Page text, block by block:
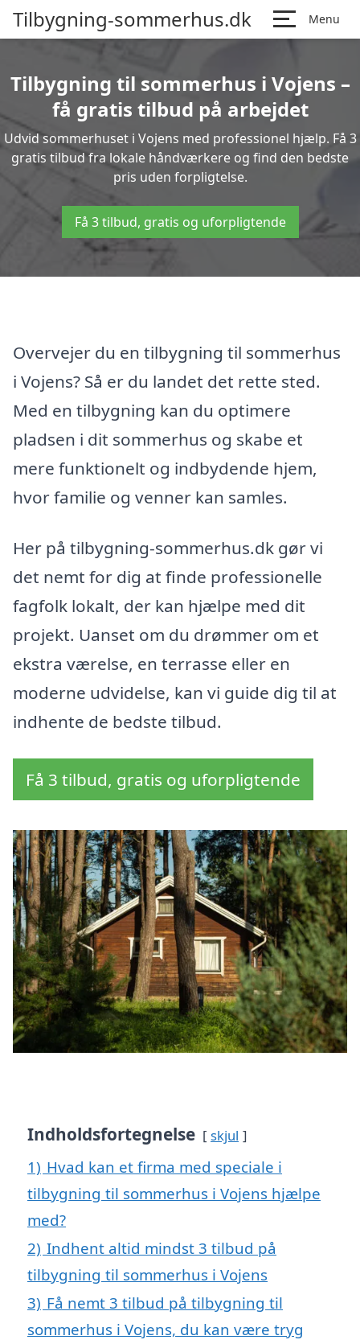
Tilbygning-sommerhus.dk Menu
Tilbygning til sommerhus i Vojens –
få gratis tilbud på arbejdet
Udvid sommerhuset i Vojens med professionel hjælp. Få 3
gratis tilbud fra lokale håndværkere og find den bedste
pris uden forpligtelse.
Få 3 tilbud, gratis og uforpligtende
Overvejer du en tilbygning til sommerhus
i Vojens? Så er du landet det rette sted.
Med en tilbygning kan du optimere
pladsen i dit sommerhus og skabe et
mere funktionelt og indbydende hjem,
hvor familie og venner kan samles.
Her på tilbygning-sommerhus.dk gør vi
det nemt for dig at finde professionelle
fagfolk lokalt, der kan hjælpe med dit
projekt. Uanset om du drømmer om et
ekstra værelse, en terrasse eller en
moderne udvidelse, kan vi guide dig til at
indhente de bedste tilbud.
Få 3 tilbud, gratis og uforpligtende
Indholdsfortegnelse skjul
1) Hvad kan et firma med speciale i
tilbygning til sommerhus i Vojens hjælpe
med?
2) Indhent altid mindst 3 tilbud på
tilbygning til sommerhus i Vojens
3) Få nemt 3 tilbud på tilbygning til
sommerhus i Vojens, du kan være tryg